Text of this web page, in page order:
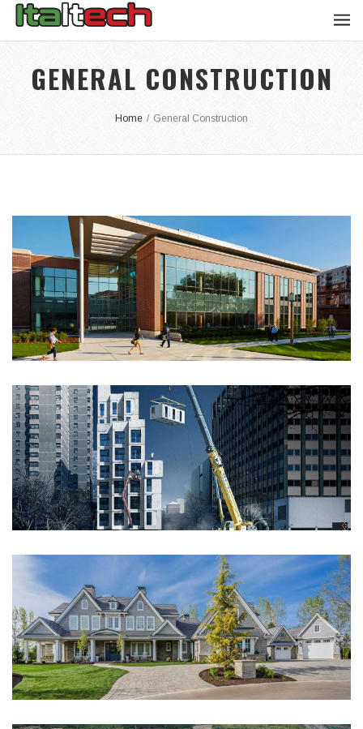
GENERAL CONSTRUCTION
Home / General Construction
EDUCATION UNIVERSITY
Integer tincidunt. Cras dapibus. eleifend ac, enim.
Aliquam...
CORPORATE BUILDING
Integer tincidunt. Cras dapibus. eleifend ac, enim.
Aliquam...
HOUSE RENOVATION
Integer tincidunt. Cras dapibus. eleifend ac, enim.
Aliquam...